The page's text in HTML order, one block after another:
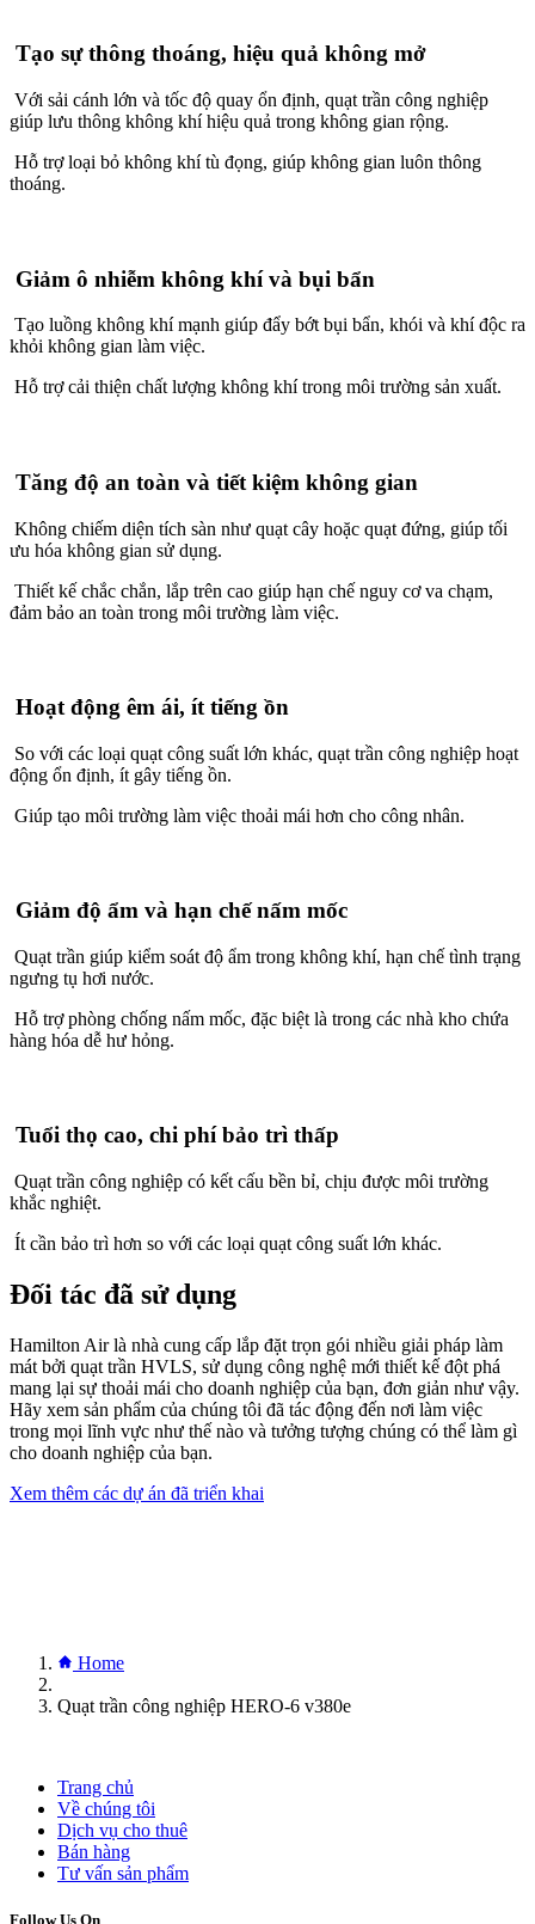
Tạo sự thông thoáng, hiệu quả không mở
Với sải cánh lớn và tốc độ quay ổn định, quạt trần công nghiệp
giúp lưu thông không khí hiệu quả trong không gian rộng.
Hỗ trợ loại bỏ không khí tù đọng, giúp không gian luôn thông
thoáng.
Giảm ô nhiễm không khí và bụi bẩn
Tạo luồng không khí mạnh giúp đẩy bớt bụi bẩn, khói và khí độc ra
khỏi không gian làm việc.
Hỗ trợ cải thiện chất lượng không khí trong môi trường sản xuất.
Tăng độ an toàn và tiết kiệm không gian
Không chiếm diện tích sàn như quạt cây hoặc quạt đứng, giúp tối
ưu hóa không gian sử dụng.
Thiết kế chắc chắn, lắp trên cao giúp hạn chế nguy cơ va chạm,
đảm bảo an toàn trong môi trường làm việc.
Hoạt động êm ái, ít tiếng ồn
So với các loại quạt công suất lớn khác, quạt trần công nghiệp hoạt
động ổn định, ít gây tiếng ồn.
Giúp tạo môi trường làm việc thoải mái hơn cho công nhân.
Giảm độ ẩm và hạn chế nấm mốc
Quạt trần giúp kiểm soát độ ẩm trong không khí, hạn chế tình trạng
ngưng tụ hơi nước.
Hỗ trợ phòng chống nấm mốc, đặc biệt là trong các nhà kho chứa
hàng hóa dễ hư hỏng.
Tuổi thọ cao, chi phí bảo trì thấp
Quạt trần công nghiệp có kết cấu bền bỉ, chịu được môi trường
khắc nghiệt.
Ít cần bảo trì hơn so với các loại quạt công suất lớn khác.
Đối tác đã sử dụng
Hamilton Air là nhà cung cấp lắp đặt trọn gói nhiều giải pháp làm
mát bởi quạt trần HVLS, sử dụng công nghệ mới thiết kế đột phá
mang lại sự thoải mái cho doanh nghiệp của bạn, đơn giản như vậy.
Hãy xem sản phẩm của chúng tôi đã tác động đến nơi làm việc
trong mọi lĩnh vực như thế nào và tưởng tượng chúng có thể làm gì
cho doanh nghiệp của bạn.
Xem thêm các dự án đã triển khai
Home
Quạt trần công nghiệp HERO-6 v380e
Trang chủ
Về chúng tôi
Dịch vụ cho thuê
Bán hàng
Tư vấn sản phẩm
Follow Us On